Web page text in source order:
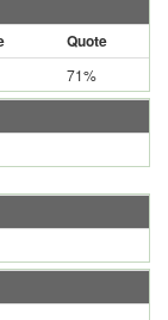
Quote
71%